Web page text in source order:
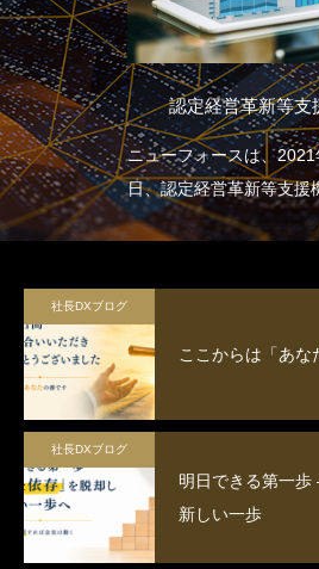
認定経営革新等支
ニューフォースは、
日、認定経営革新等支援
支援機関）となりました
社長DXブログ
ここからは「あな
社長DXブログ
明日できる第一
新しい一歩